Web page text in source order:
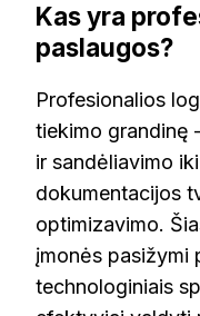
Kas yra
paslaugos?
Profesionalios
tiekimo grandinę
ir sandėliavimo
dokumentacijos
optimizavimo.
įmonės pasižymi
technologiniais